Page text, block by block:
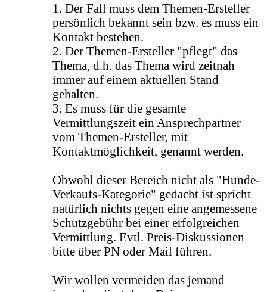
1. Der Fall muss dem Themen-Ersteller
persönlich bekannt sein bzw. es muss ein
Kontakt bestehen.
2. Der Themen-Ersteller "pflegt" das
Thema, d.h. das Thema wird zeitnah
immer auf einem aktuellen Stand
gehalten.
3. Es muss für die gesamte
Vermittlungszeit ein Ansprechpartner
vom Themen-Ersteller, mit
Kontaktmöglichkeit, genannt werden.
Obwohl dieser Bereich nicht als "Hunde-
Verkaufs-Kategorie" gedacht ist spricht
natürlich nichts gegen eine angemessene
Schutzgebühr bei einer erfolgreichen
Vermittlung. Evtl. Preis-Diskussionen
bitte über PN oder Mail führen.
Wir wollen vermeiden das jemand